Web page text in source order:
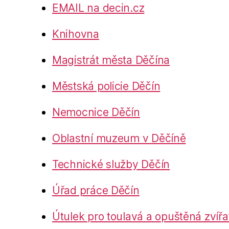
EMAIL na decin.cz
Knihovna
Magistrát města Děčína
Městská policie Děčín
Nemocnice Děčín
Oblastní muzeum v Děčíně
Technické služby Děčín
Úřad práce Děčín
Útulek pro toulavá a opuštěná